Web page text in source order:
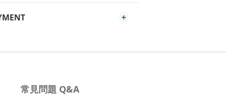
常見問題 Q&A